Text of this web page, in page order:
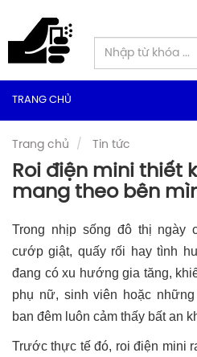
TRANG CHỦ
Trang chủ Tin tức
Roi điện mini thiết
mang theo bên
Trong nhịp sống đô thị ngày
cướp giật, quấy rối hay tình
đang có xu hướng gia tăng,
phụ nữ, sinh viên hoặc
ban đêm luôn cảm thấy bất an
Trước thực tế đó, roi điện mini